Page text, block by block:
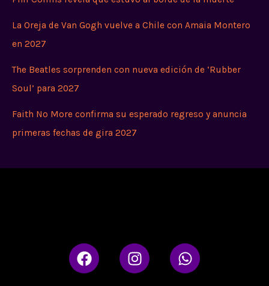
La Oreja de Van Gogh vuelve a Chile con Amaia Montero
en 2027
The Beatles sorprenden con nueva edición de ‘Rubber
Soul’ para 2027
Faith No More confirma su esperado regreso y anuncia
primeras fechas de gira 2027
F
a
I
n
W
h